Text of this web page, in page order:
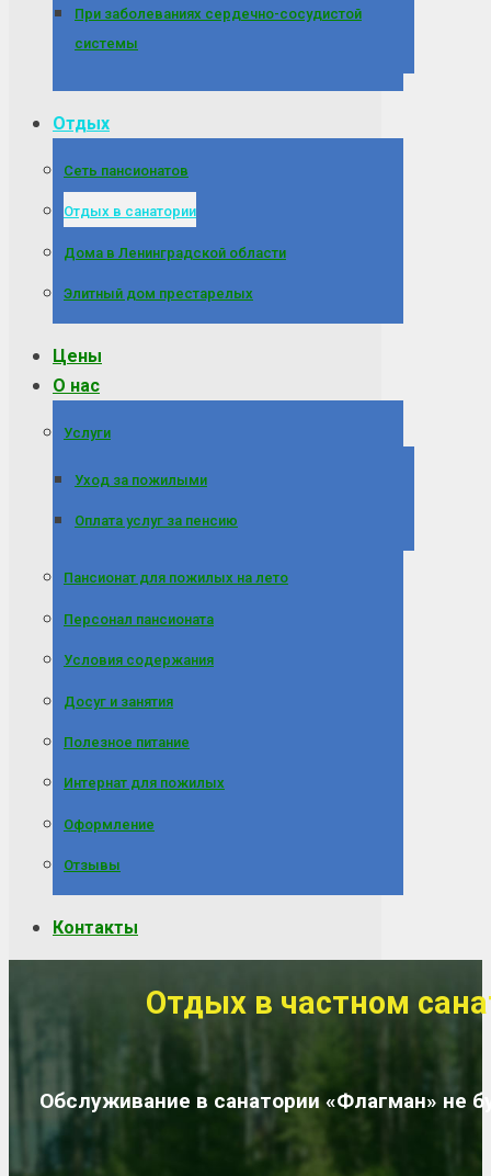
При заболеваниях сердечно-сосудистой
системы
Отдых
Сеть пансионатов
Отдых в санатории
Дома в Ленинградской области
Элитный дом престарелых
Цены
О нас
Услуги
Уход за пожилыми
Оплата услуг за пенсию
Пансионат для пожилых на лето
Персонал пансионата
Условия содержания
Досуг и занятия
Полезное питание
Интернат для пожилых
Оформление
Отзывы
Контакты
Отдых в частном
Обслуживание в санатории «Флагман» не